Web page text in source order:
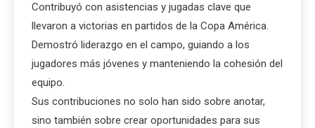
Contribuyó con asistencias y jugadas clave que
llevaron a victorias en partidos de la Copa América.
Demostró liderazgo en el campo, guiando a los
jugadores más jóvenes y manteniendo la cohesión del
equipo.
Sus contribuciones no solo han sido sobre anotar,
sino también sobre crear oportunidades para sus